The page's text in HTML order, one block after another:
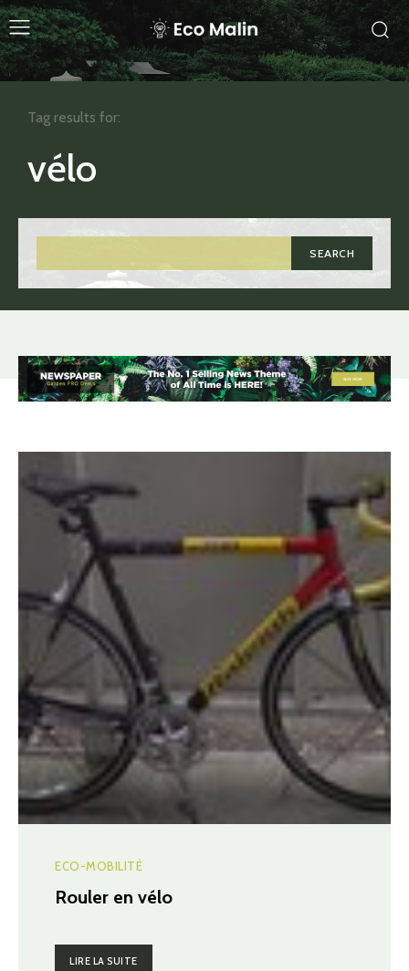
vélo
SEARCH
Tag results for:
ECO-MOBILITÉ
Rouler en vélo
LIRE LA SUITE